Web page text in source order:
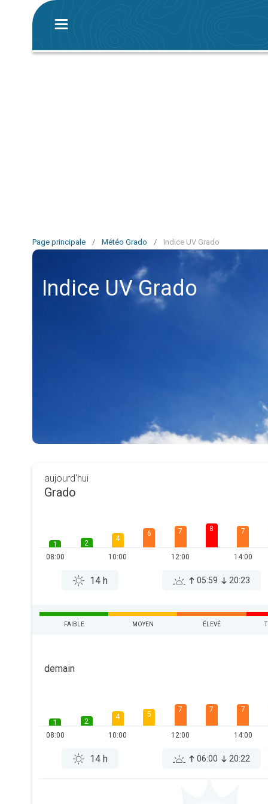
Page principale / Météo Grado / Indice UV Grado
Indice UV Grado
aujourd'hui
Grado
1
08:00
2
4
10:00
6 7
12:00
8 7
14:00
14 h 05:59 20:23
FAIBLE MOYEN ÉLEVÉ
demain
1
08:00
2
4
10:00
5
7
12:00
7 7
14:00
14 h 06:00 20:22